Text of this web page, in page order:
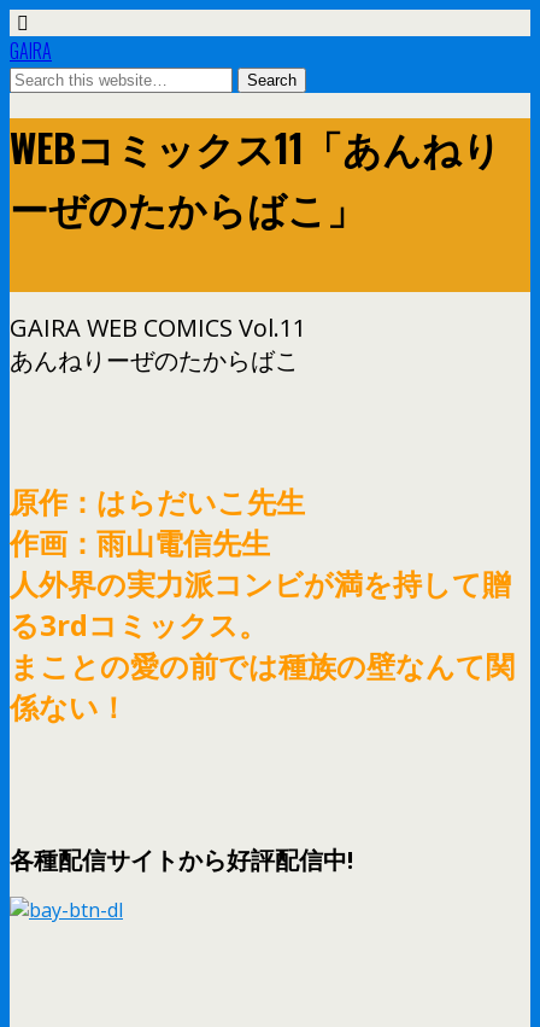
GAIRA
WEBコミックス11「あんねり
ーぜのたからばこ」
GAIRA WEB COMICS Vol.11
あんねりーぜのたからばこ
原作：はらだいこ先生
作画：雨山電信先生
人外界の実力派コンビが満を持して贈
る3rdコミックス。
まことの愛の前では種族の壁なんて関
係ない！
各種配信サイトから好評配信中!